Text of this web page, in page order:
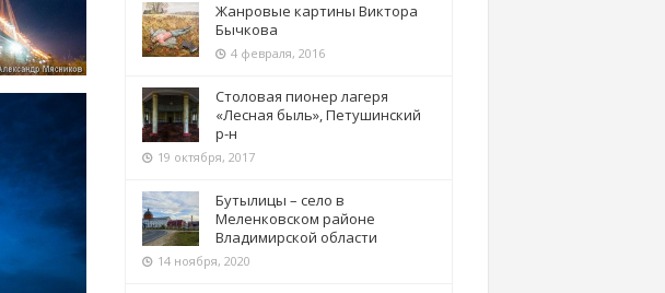
Жанровые картины Виктора
Бычкова
4 февраля, 2016
Столовая пионер лагеря
«Лесная быль», Петушинский
р-н
19 октября, 2017
Бутылицы – село в
Меленковском районе
Владимирской области
14 ноября, 2020